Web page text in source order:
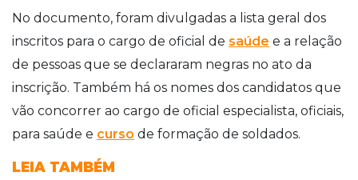
No documento, foram divulgadas a lista geral dos
inscritos para o cargo de oficial de saúde e a relação
de pessoas que se declararam negras no ato da
inscrição. Também há os nomes dos candidatos que
vão concorrer ao cargo de oficial especialista, oficiais,
para saúde e curso de formação de soldados.
LEIA TAMBÉM